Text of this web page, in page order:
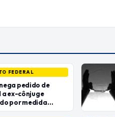
FEDERAL
pedido de
a ex-cônjuge
por medida